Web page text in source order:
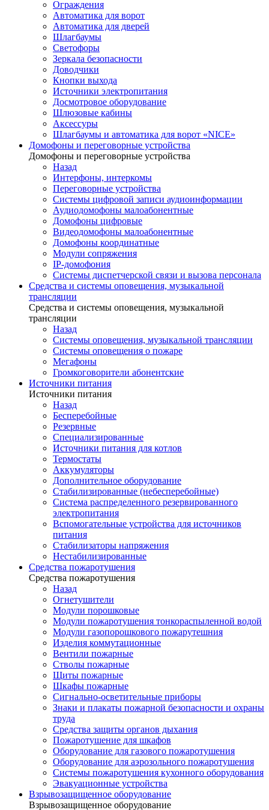
Ограждения
Автоматика для ворот
Автоматика для дверей
Шлагбаумы
Светофоры
Зеркала безопасности
Доводчики
Кнопки выхода
Источники электропитания
Досмотровое оборудование
Шлюзовые кабины
Аксессуры
Шлагбаумы и автоматика для ворот «NICE»
Домофоны и переговорные устройства
Домофоны и переговорные устройства
Назад
Интерфоны, интеркомы
Переговорные устройства
Системы цифровой записи аудиоинформации
Аудиодомофоны малоабонентные
Домофоны цифровые
Видеодомофоны малоабонентные
Домофоны координатные
Модули сопряжения
IP-домофония
Системы диспетчерской связи и вызова персонала
Средства и системы оповещения, музыкальной
трансляции
Средства и системы оповещения, музыкальной
трансляции
Назад
Системы оповещения, музыкальной трансляции
Системы оповещения о пожаре
Мегафоны
Громкоговорители абонентские
Источники питания
Источники питания
Назад
Бесперебойные
Резервные
Специализированные
Источники питания для котлов
Термостаты
Аккумуляторы
Дополнительное оборудование
Стабилизированные (небесперебойные)
Система распределенного резервированного
электропитания
Вспомогательные устройства для источников
питания
Стабилизаторы напряжения
Нестабилизированные
Средства пожаротушения
Средства пожаротушения
Назад
Огнетушители
Модули порошковые
Модули пожаротушения тонкораспыленной водой
Модули газопорошкового пожарутешния
Изделия коммутационные
Вентили пожарные
Стволы пожарные
Щиты пожарные
Шкафы пожарные
Сигнально-осветительные приборы
Знаки и плакаты пожарной безопасности и охраны
труда
Средства защиты органов дыхания
Пожаротушение для шкафов
Оборудование для газового пожаротушения
Оборудование для аэрозольного пожаротушения
Системы пожаротушения кухонного оборудования
Эвакуационные устройства
Взрывозащищенное оборудование
Взрывозащищенное оборудование